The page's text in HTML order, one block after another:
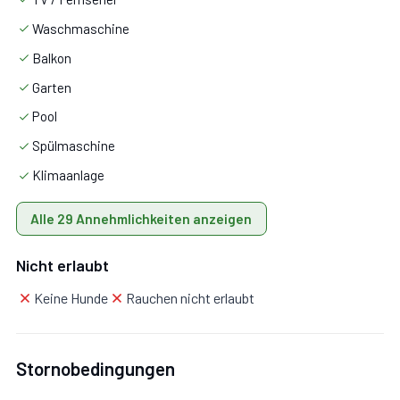
Stock 1
Mit 2 Schlafzimmer, Badezimmer.
Schlafzimmer 1:Etagenbett, WiFi Internet,
Schreibtisch, Ausgang auf den Balkon.
Schlafzimmer 2:Doppelbett, TV, Ausgang auf den
Badezimmer:WC, Badewanne, Fön, Waschmaschine.
Waschmaschine
Balkon
Garten
Pool
Spülmaschine
Klimaanlage
Alle 29 Annehmlichkeiten anzeigen
Nicht erlaubt
Keine Hunde Rauchen nicht erlaubt
Stornobedingungen